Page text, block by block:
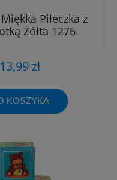
Piłeczka z
Żółta 1276
13,99 zł
KOSZYKA